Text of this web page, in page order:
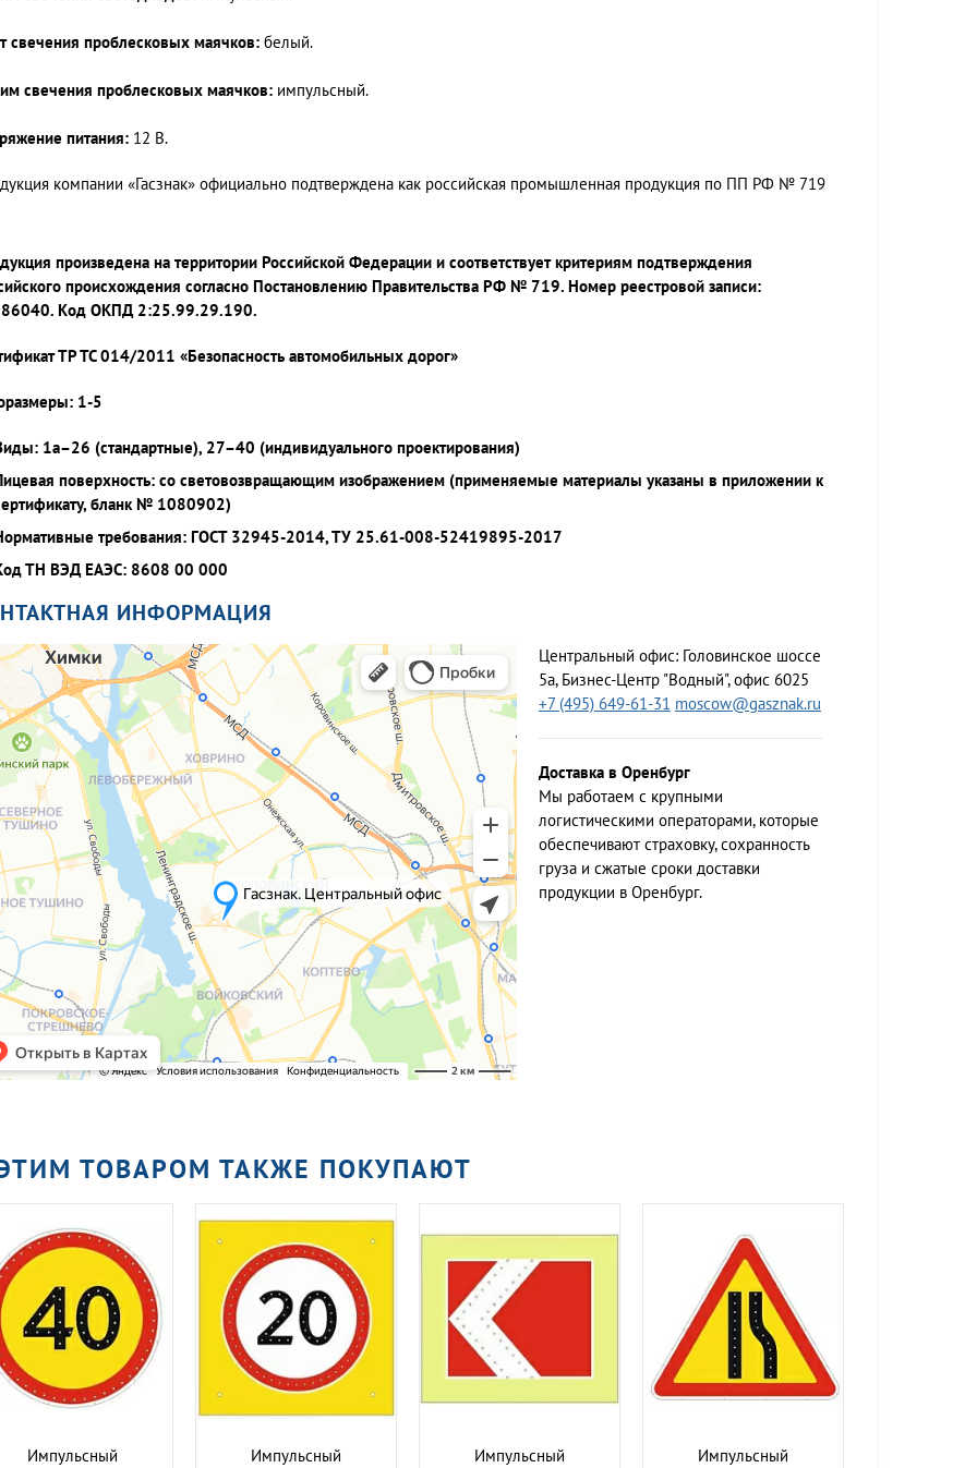
свечения проблесковых маячков: белый.
свечения проблесковых маячков: импульсный.
питания: 12 В.
компании «Гасзнак» официально подтверждена как российская промышленная продукция по ПП РФ № 719
произведена на территории Российской Федерации и соответствует критериям подтверждения
происхождения согласно Постановлению Правительства РФ № 719. Номер реестровой записи:
Код ОКПД 2:25.99.29.190.
ТР ТС 014/2011 «Безопасность автомобильных дорог»
1-5
1а–26 (стандартные), 27–40 (индивидуального проектирования)
поверхность: со световозвращающим изображением (применяемые материалы указаны в приложении к
бланк № 1080902)
требования: ГОСТ 32945-2014, ТУ 25.61-008-52419895-2017
ТН ВЭД ЕАЭС: 8608 00 000
ИНФОРМАЦИЯ
Центральный офис: Головинское шоссе
5а, Бизнес-Центр "Водный", офис 6025
+7 (495) 649-61-31 moscow@gasznak.ru
Доставка в Оренбург
Мы работаем c крупными
логистическими операторами, которые
обеспечивают страховку, сохранность
груза и сжатые сроки доставки
продукции в Оренбург.
ТОВАРОМ ТАКЖЕ ПОКУПАЮТ
Импульсный
Импульсный
Импульсный
Импульсный